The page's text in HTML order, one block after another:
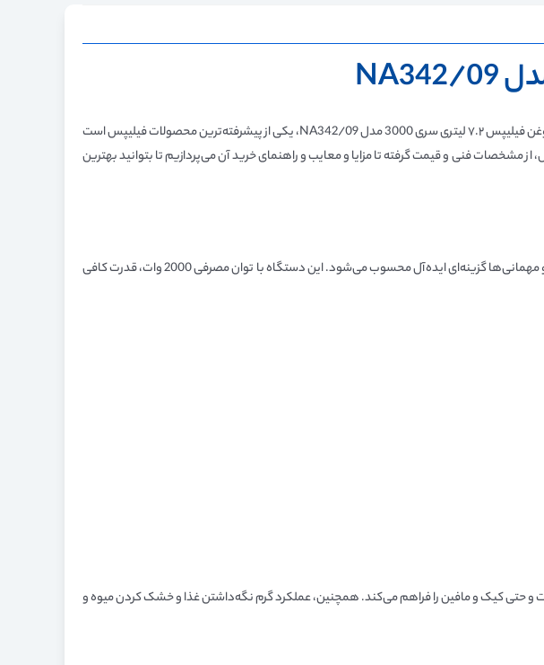
آیا به دنبال راهی برای لذت بردن از غذاهای سرخ‌کردنی بدون نگرانی از مصرف روغن و کالری اضافی هستید؟ سرخ‌کن بدون روغن فیلیپس ۷.۲ لیتری سری 3000 مدل NA342/09، یکی از پیشرفته‌ترین محصولات فیلیپس است
از مشخصات فنی و قیمت گرفته تا مزایا و معایب و راهنمای خرید آن می‌پردازیم تا بتوانید بهترین
مدل NA342/09 یکی از محصولات سری 3000 فیلیپس است که با ظرفیت چشمگیر 7.2 لیتری خود، برای خانواده‌های بزرگ و مهمانی‌ها گزینه‌ای ایده‌آل محسوب می‌شود. این دستگاه با توان مصرفی 2000 وات، قدرت کافی
سبزیجات و حتی کیک و مافین را فراهم می‌کند. همچنین، عملکرد گرم نگه‌داشتن غذا و خشک کردن میوه و